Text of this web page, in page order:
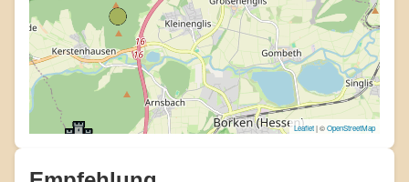
Leaflet| ©OpenStreetMap